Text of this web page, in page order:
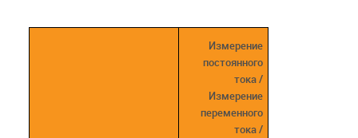
Измерение
постоянного
тока /
Измерение
переменного
тока /